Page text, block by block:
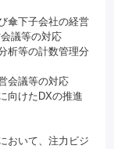
傘下子会社の経営
議等の対応
析等の計数管理分
会議等の対応
向けたDXの推進
おいて、注力ビジ